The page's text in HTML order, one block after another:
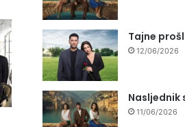
Tajne
12/06/2026
Nasljednik
11/06/2026